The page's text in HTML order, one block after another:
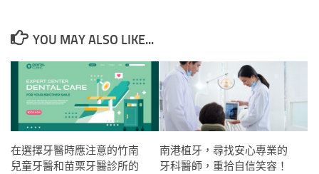
YOU MAY ALSO LIKE...
在選擇牙醫時應注意的竹南
兒童牙醫和苗栗牙醫診所的
南港植牙，尋找安心專業的
牙科醫師，重拾自信笑容！